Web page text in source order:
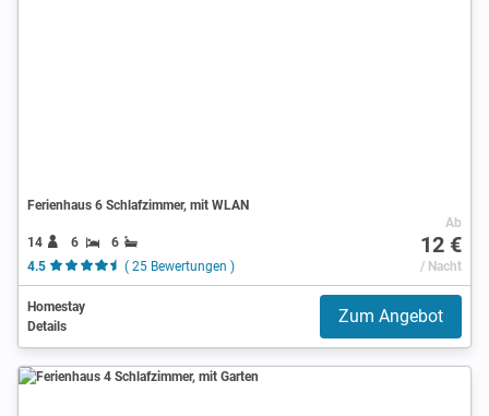
Ferienhaus 6 Schlafzimmer, mit WLAN
14 6
6
4.5
( 25 Bewertungen )
Ab
12 €
/ Nacht
Homestay
Details
Zum Angebot